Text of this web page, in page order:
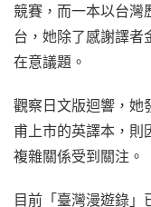
競賽，而一本以台灣
台，她除了感謝譯者
在意議題。
觀察日文版迴響，她
甫上市的英譯本，則
複雜關係受到關注。
目前「臺灣漫遊錄」